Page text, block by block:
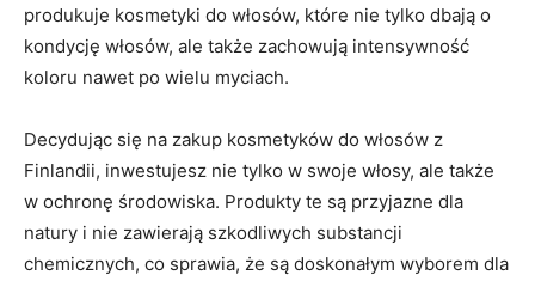
produkuje kosmetyki do włosów,⁤ które nie tylko‍ dbają o
kondycję włosów, ale także zachowują intensywność
koloru ⁤nawet po ‍wielu myciach.
Decydując ⁢się na ⁣zakup kosmetyków ‌do włosów z
Finlandii, ⁢inwestujesz ⁢nie tylko w‌ swoje‌ włosy, ale także
w ⁣ochronę środowiska. Produkty‍ te​ są przyjazne dla
natury i nie​ zawierają szkodliwych substancji
chemicznych,⁣ co sprawia, że​ są doskonałym wyborem dla